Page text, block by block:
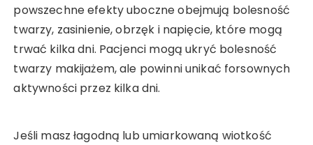
powszechne efekty uboczne obejmują bolesność
twarzy, zasinienie, obrzęk i napięcie, które mogą
trwać kilka dni. Pacjenci mogą ukryć bolesność
twarzy makijażem, ale powinni unikać forsownych
aktywności przez kilka dni.
Jeśli masz łagodną lub umiarkowaną wiotkość